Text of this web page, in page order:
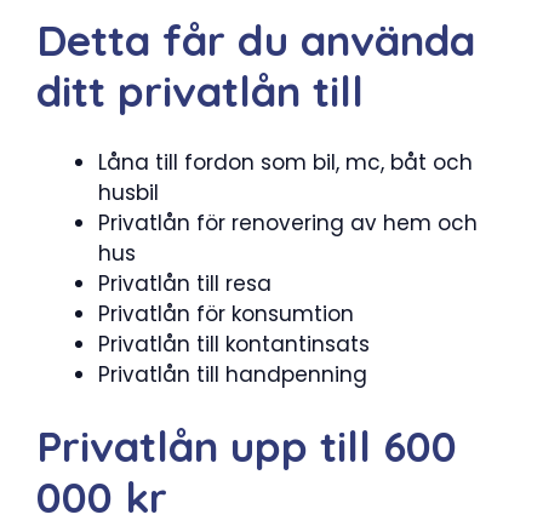
Detta får du använda
ditt privatlån till
Låna till fordon som bil, mc, båt och
husbil
Privatlån för renovering av hem och
hus
Privatlån till resa
Privatlån för konsumtion
Privatlån till kontantinsats
Privatlån till handpenning
Privatlån upp till 600
000 kr